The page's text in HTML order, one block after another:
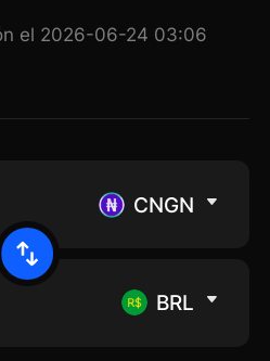
el 2026-06-24 03:06
CNGN
BRL